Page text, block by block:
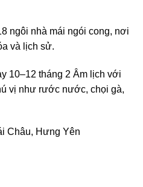
ngôi nhà mái ngói cong, nơi
và lịch sử.
10–12 tháng 2 Âm lịch với
vị như rước nước, chọi gà,
Châu, Hưng Yên